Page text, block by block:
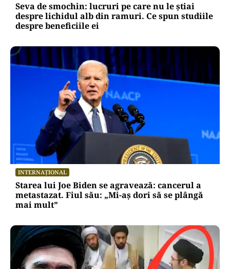
Seva de smochin: lucruri pe care nu le știai
despre lichidul alb din ramuri. Ce spun studiile
despre beneficiile ei
INTERNAȚIONAL
Starea lui Joe Biden se agravează: cancerul a
metastazat. Fiul său: „Mi-aș dori să se plângă
mai mult”